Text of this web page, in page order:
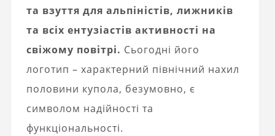
та взуття для альпіністів, лижників
та всіх ентузіастів активності на
свіжому повітрі. Сьогодні його
логотип – характерний північний нахил
половини купола, безумовно, є
символом надійності та
функціональності.